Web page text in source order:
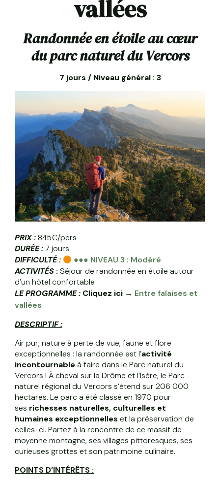
vallées
Randonnée en étoile au cœur
du parc naturel du Vercors
7 jours / Niveau général : 3
PRIX :845€/pers
DURÉE :7 jours
DIFFICULTÉ :
●●● NIVEAU 3 : Modéré
ACTIVITÉS : Séjour de randonnée en étoile autour
d’un hôtel confortable
LE PROGRAMME : Cliquez ici → Entre falaises et
vallées
DESCRIPTIF :
Air pur, nature à perte de vue, faune et flore
exceptionnelles : la randonnée est l’activité
incontournable à faire dans le Parc naturel du
Vercors ! À cheval sur la Drôme et l’Isère, le Parc
naturel régional du Vercors s’étend sur 206 000
hectares. Le parc a été classé en 1970 pour
ses richesses naturelles, culturelles et
humaines exceptionnelles et la préservation de
celles-ci. Partez à la rencontre de ce massif de
moyenne montagne, ses villages pittoresques, ses
curieuses grottes et son patrimoine culinaire.
POINTS D’INTÉRÊTS :